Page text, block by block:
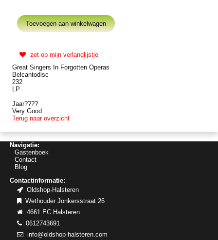
zet op mijn verlanglijstje
Great Singers In Forgotten Operas
Belcantodisc
232
LP
Jaar????
Very Good
Terug naar overzicht
Navigatie:
Gastenboek
Contact
Blog
Contactinformatie:
Oldshop-Halsteren
Wethouder Jonkersstraat 26
4661 EC Halsteren
0612743691
info@oldshop-halsteren.com